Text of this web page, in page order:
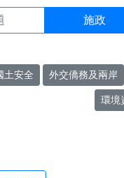
施政
土安全 外交僑務及兩岸
環境